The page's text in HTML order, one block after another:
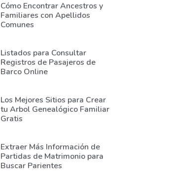
Cómo Encontrar Ancestros y
Familiares con Apellidos
Comunes
Listados para Consultar
Registros de Pasajeros de
Barco Online
Los Mejores Sitios para Crear
tu Arbol Genealógico Familiar
Gratis
Extraer Más Información de
Partidas de Matrimonio para
Buscar Parientes